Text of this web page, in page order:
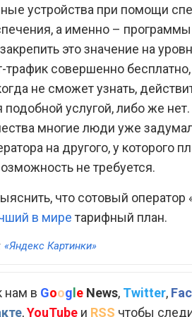
устройства при помощи
а именно –
это значение на
трафик совершенно
не сможет узнать,
подобной услугой, либо же
многие люди уже
на другого, у которого
не требуется.
что сотовый оператор
в миретарифный план.
«Яндекс Картинки»
нам в Google News, Twitter,
,YouTube и RSS чтобы